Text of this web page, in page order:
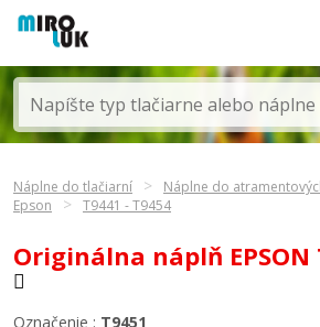
Náplne do tlačiarní Náplne do
Epson
T9441 - T9454
Originálna náplň EPSON
Označenie : T9451